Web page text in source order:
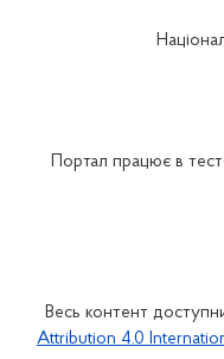
Портал працює в
Весь контент
Attribution 4.0